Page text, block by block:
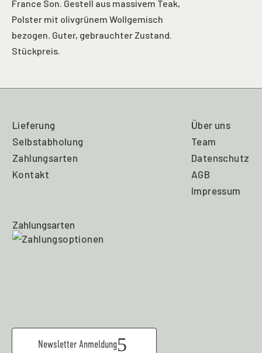
France Son. Gestell aus massivem Teak,
Polster mit olivgrünem Wollgemisch
bezogen. Guter, gebrauchter Zustand.
Stückpreis.
Lieferung
Selbstabholung
Zahlungsarten
Kontakt
Über uns
Team
Datenschutz
AGB
Impressum
Zahlungsarten
Newsletter Anmeldung